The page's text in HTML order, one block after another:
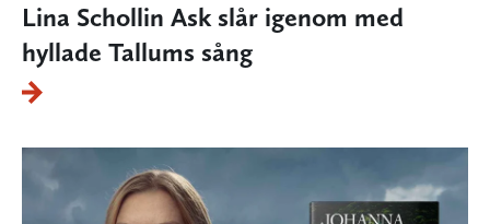
Lina Schollin Ask slår igenom med
hyllade Tallums sång